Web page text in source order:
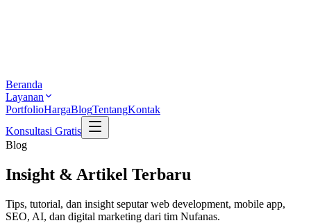
Beranda
Layanan
PortfolioHargaBlogTentangKontak
Konsultasi Gratis
Blog
Insight & Artikel Terbaru
Tips, tutorial, dan insight seputar web development, mobile app,
SEO, AI, dan digital marketing dari tim Nufanas.